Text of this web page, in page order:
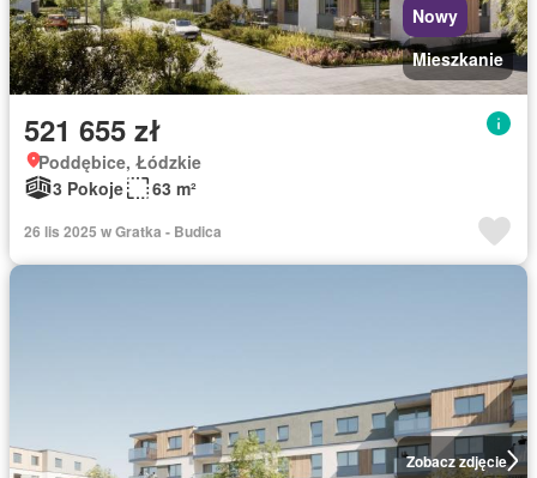
Nowy
Mieszkanie
521 655 zł
Poddębice, Łódzkie
3 Pokoje
63 m²
26 lis 2025 w Gratka - Budica
Zobacz zdjęcie